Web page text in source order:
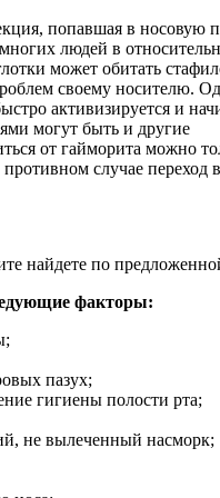
попавшая в носовую
людей в
может обитать
своему носителю.
активизируется и
могут быть и другие
от гайморита можно
случае переход в
найдете по
факторы:
пазух;
гигиены полости рта;
не вылеченный насморк;